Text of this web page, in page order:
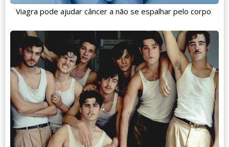
Viagra pode ajudar câncer a não se espalhar pelo corpo